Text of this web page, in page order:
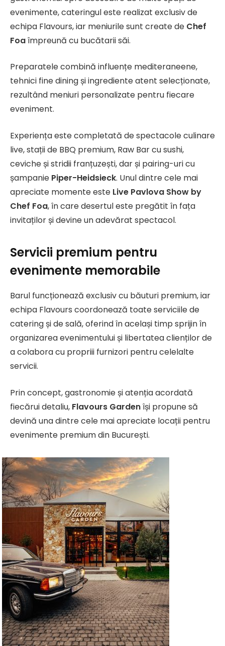
evenimente, cateringul este realizat exclusiv de
echipa Flavours, iar meniurile sunt create de Chef
Foaîmpreună cu bucătarii săi.
Preparatele combină influențe mediteraneene,
tehnici fine dining și ingrediente atent selecționate,
rezultând meniuri personalizate pentru fiecare
eveniment.
Experiența este completată de spectacole culinare
live, stații de BBQ premium, Raw Bar cu sushi,
ceviche și stridii franțuzești, dar și pairing-uri cu
șampanie Piper-Heidsieck. Unul dintre cele mai
apreciate momente este Live Pavlova Show by
Chef Foa, în care desertul este pregătit în fața
invitaților și devine un adevărat spectacol.
Servicii premium pentru
evenimente memorabile
Barul funcționează exclusiv cu băuturi premium, iar
echipa Flavours coordonează toate serviciile de
catering și de sală, oferind în același timp sprijin în
organizarea evenimentului și libertatea clienților de
a colabora cu propriii furnizori pentru celelalte
servicii.
Prin concept, gastronomie și atenția acordată
fiecărui detaliu, Flavours Gardenîși propune să
devină una dintre cele mai apreciate locații pentru
evenimente premium din București.